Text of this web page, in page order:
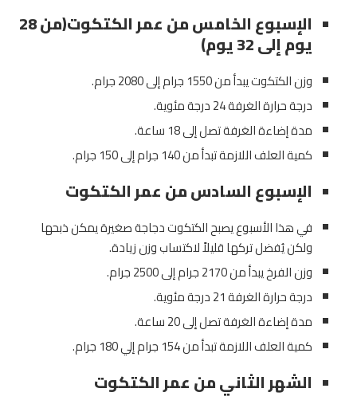
الإسبوع الخامس من عمر الكتكوت(من 28
يوم إلى 32 يوم)
وزن الكتكوت يبدأ من 1550 جرام إلى 2080 جرام.
درجة حرارة الغرفة 24 درجة مئوية.
مدة إضاءة الغرفة تصل إلى 18 ساعة.
كمية العلف اللازمة تبدأ من 140 جرام إلى 150 جرام.
الإسبوع السادس من عمر الكتكوت
في هذا الأسبوع يصبح الكتكوت دجاجة صغيرة يمكن ذبحها
ولكن يُفضل تركها قليلاً لاكتساب وزن زيادة.
وزن الفرخ يبدأ من 2170 جرام إلى 2500 جرام.
درجة حرارة الغرفة 21 درجة مئوية.
مدة إضاءة الغرفة تصل إلى 20 ساعة.
كمية العلف اللازمة تبدأ من 154 جرام إلي 180 جرام.
الشهر الثاني من عمر الكتكوت